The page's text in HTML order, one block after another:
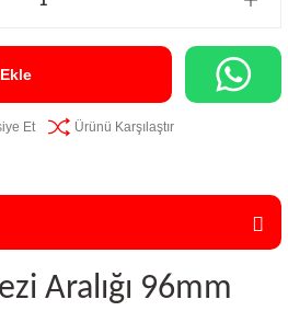
Et Ürünü Karşılaştır
Aralığı 96mm